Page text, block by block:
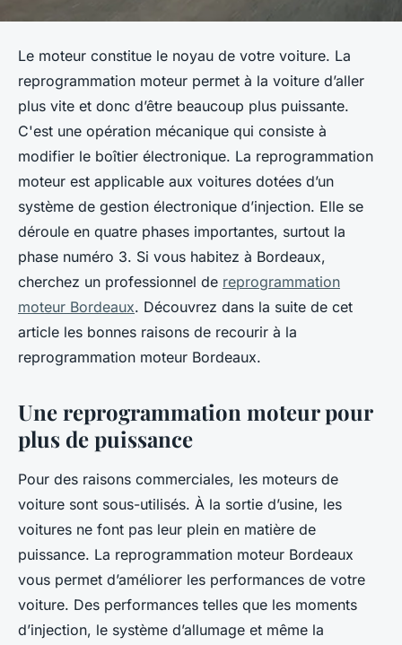
Le moteur constitue le noyau de votre voiture. La
reprogrammation moteur permet à la voiture d’aller
plus vite et donc d’être beaucoup plus puissante.
C'est une opération mécanique qui consiste à
modifier le boîtier électronique. La reprogrammation
moteur est applicable aux voitures dotées d’un
système de gestion électronique d’injection. Elle se
déroule en quatre phases importantes, surtout la
phase numéro 3. Si vous habitez à Bordeaux,
cherchez un professionnel de reprogrammation
moteur Bordeaux. Découvrez dans la suite de cet
article les bonnes raisons de recourir à la
reprogrammation moteur Bordeaux.
Une reprogrammation moteur pour
plus de puissance
Pour des raisons commerciales, les moteurs de
voiture sont sous-utilisés. À la sortie d’usine, les
voitures ne font pas leur plein en matière de
puissance. La reprogrammation moteur Bordeaux
vous permet d’améliorer les performances de votre
voiture. Des performances telles que les moments
d’injection, le système d’allumage et même la